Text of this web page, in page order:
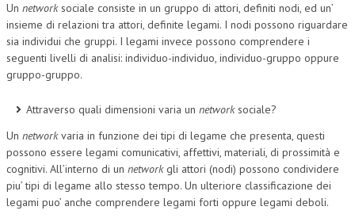
Un networksociale consiste in un gruppo di attori, definiti nodi, ed un’
insieme di relazioni tra attori, definite legami. I nodi possono riguardare
sia individui che gruppi. I legami invece possono comprendere i
seguenti livelli di analisi: individuo-individuo, individuo-gruppo oppure
gruppo-gruppo.
Attraverso quali dimensioni varia un networksociale?
Un networkvaria in funzione dei tipi di legame che presenta, questi
possono essere legami comunicativi, affettivi, materiali, di prossimità e
cognitivi. All’interno di un networkgli attori (nodi) possono condividere
piu’ tipi di legame allo stesso tempo. Un ulteriore classificazione dei
legami puo’ anche comprendere legami forti oppure legami deboli.